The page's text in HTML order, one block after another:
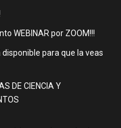
WEBINAR por ZOOM!!!
para que la veas
DE CIENCIA Y